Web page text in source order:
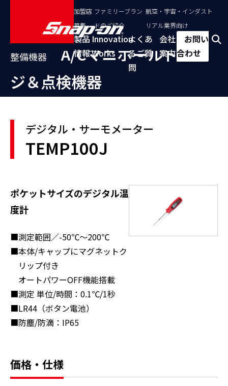
加盟店
募集
ファミリーブラン
ドのご紹介
航空・宇宙・インダスト
リアル業界向け
製品
情報
Innovation
Works
よくあ
るご質
問
会社
案内
お問い
合わせ
整備機器
A/Cマニホールドゲー
ジ＆点検機器
デジタル・サーモメーター
TEMP100J
ポケットサイズのデジタル温
度計
測定範囲／-50℃～200℃
本体/キャップにマグネットク
リップ付き
オートパワーOFF機能搭載
測定 単位/時間：0.1℃/1秒
LR44（ボタン電池）
防塵/防滴：IP65
価格・仕様